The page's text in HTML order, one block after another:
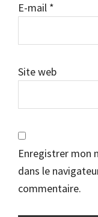
E-mail *
Site web
Enregistrer mon
dans le
commentaire.